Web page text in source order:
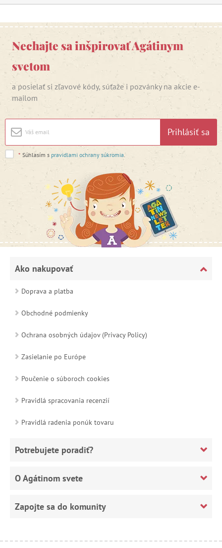
Nechajte sa inšpirovať Agátinym
svetom
a posielať si zľavové kódy, súťaže i pozvánky na akcie e-
mailom
Prihlásiť sa
* Súhlasím s pravidlami ochrany súkromia
Ako nakupovať
Doprava a platba
Obchodné podmienky
Ochrana osobných údajov (Privacy Policy)
Zasielanie po Európe
Poučenie o súboroch cookies
Pravidlá spracovania recenzií
Pravidlá radenia ponúk tovaru
Potrebujete poradiť?
O Agátinom svete
Zapojte sa do komunity